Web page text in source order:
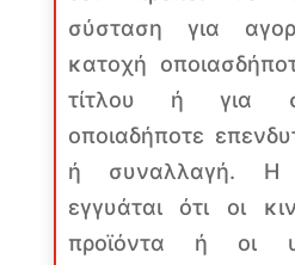
σύσταση για
κατοχή
τίτλου ή για
οποιαδήποτε
ή συναλλαγή. Η
εγγυάται ότι οι
προϊόντα ή οι